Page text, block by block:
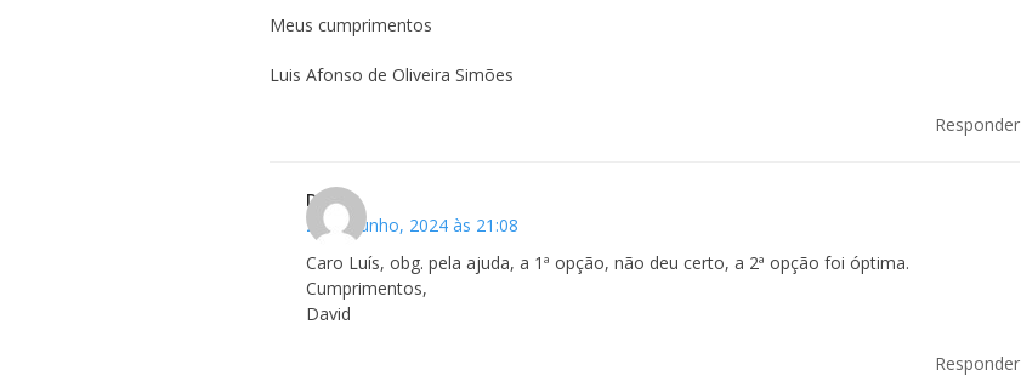
Meus cumprimentos
Luis Afonso de Oliveira Simões
Responder
David
20 de Junho, 2024 às 21:08
Caro Luís, obg. pela ajuda, a 1ª opção, não deu certo, a 2ª opção foi óptima.
Cumprimentos,
David
Responder